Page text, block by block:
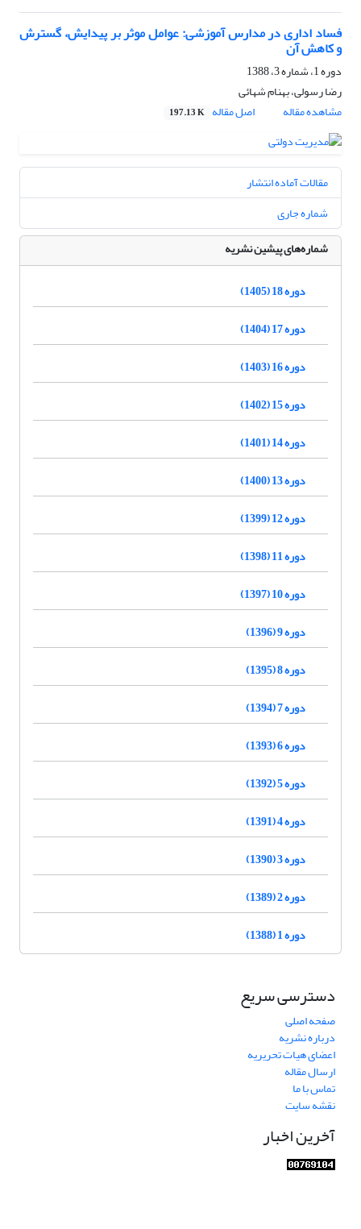
فساد اداری در مدارس آموزشی: عوامل موثر بر پیدایش، گسترش
و کاهش آن
دوره 1، شماره 3، 1388
رضا رسولی، بهنام شهائی
مشاهده مقاله
اصل مقاله 197.13 K
مقالات آماده انتشار
شماره جاری
شماره‌های پیشین نشریه
دوره 18 (1405)
دوره 17 (1404)
دوره 16 (1403)
دوره 15 (1402)
دوره 14 (1401)
دوره 13 (1400)
دوره 12 (1399)
دوره 11 (1398)
دوره 10 (1397)
دوره 9 (1396)
دوره 8 (1395)
دوره 7 (1394)
دوره 6 (1393)
دوره 5 (1392)
دوره 4 (1391)
دوره 3 (1390)
دوره 2 (1389)
دوره 1 (1388)
دسترسی سریع
صفحه اصلی
درباره نشریه
اعضای هیات تحریریه
ارسال مقاله
تماس با ما
نقشه سایت
آخرین اخبار